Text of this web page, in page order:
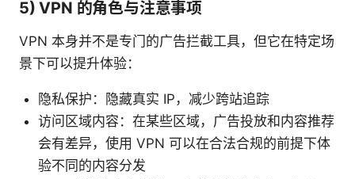
5) VPN 的角色与注意事项
VPN 本身并不是专门的广告拦截工具，但它在特定场
景下可以提升体验：
隐私保护：隐藏真实 IP，减少跨站追踪
访问区域内容：在某些区域，广告投放和内容推荐
会有差异，使用 VPN 可以在合法合规的前提下体
验不同的内容分发